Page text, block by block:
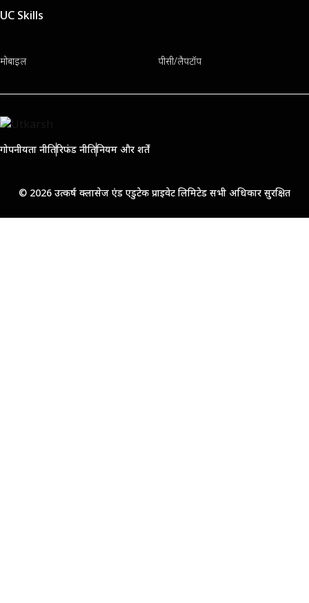
UC Skills
मोबाइल पीसी/लैपटॉप
गोपनीयता नीतिरिफंड नीतिनियम और शर्तें
© 2026 उत्कर्ष क्लासेज एंड एडुटेक प्राइवेट लिमिटेड सभी अधिकार सुरक्षित